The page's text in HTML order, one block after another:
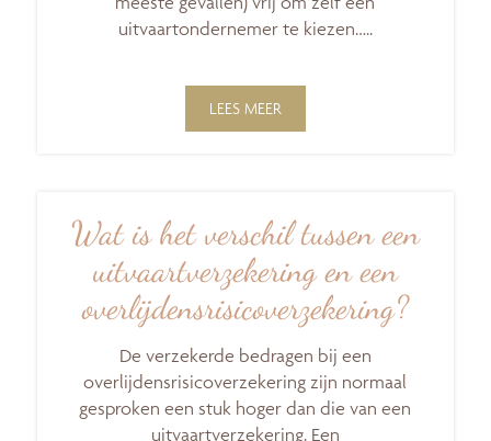
uitvaartondernemer te kiezen…..
LEES MEER
Wat is het verschil tussen een
uitvaartverzekering en een
overlijdensrisicoverzekering?
De verzekerde bedragen bij een
overlijdensrisicoverzekering zijn normaal
gesproken een stuk hoger dan die van een
uitvaartverzekering. Een